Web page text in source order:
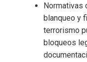
Normativas
blanqueo y
terrorismo
bloqueos